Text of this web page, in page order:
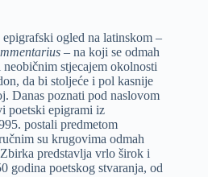
ogled na latinskom –
– na koji se odmah
stjecajem okolnosti
da bi stoljeće i pol kasnije
Danas poznati pod naslovom
poetski epigrami iz
postali predmetom
su krugovima odmah
predstavlja vrlo širok i
godina poetskog stvaranja, od